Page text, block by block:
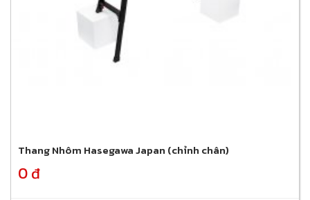
Thang Nhôm Hasegawa Japan (chỉnh chân)
0 đ